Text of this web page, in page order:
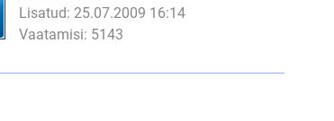
Lisatud: 25.07.2009 16:14
Vaatamisi: 5143